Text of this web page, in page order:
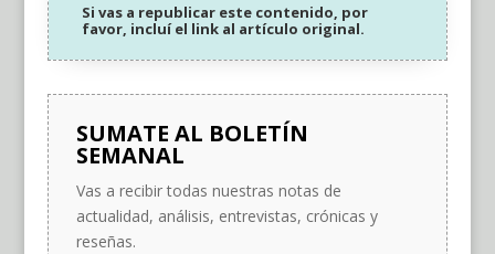
Si vas a republicar este contenido, por
favor, incluí el link al artículo original.
SUMATE AL BOLETÍN
SEMANAL
Vas a recibir todas nuestras notas de
actualidad, análisis, entrevistas, crónicas y
reseñas.